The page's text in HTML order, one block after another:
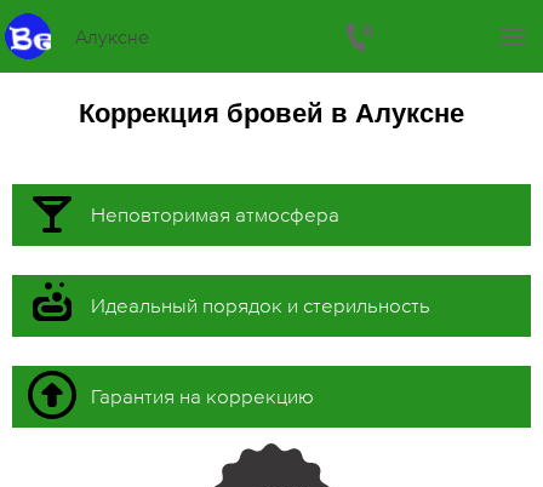
Алуксне
Коррекция бровей в Алуксне
Неповторимая атмосфера
Идеальный порядок и стерильность
Гарантия на коррекцию